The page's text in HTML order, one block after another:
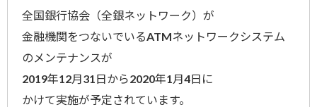
全国銀行協会（全銀ネットワーク）が
金融機関をつないでいるATMネットワークシステム
のメンテナンスが
2019年12月31日から2020年1月4日に
かけて実施が予定されています。